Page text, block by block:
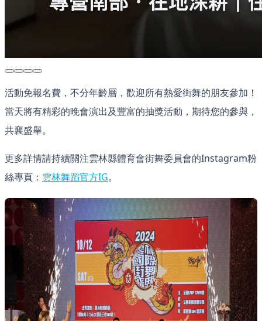
活動免報名費，不分年齡層，歡迎所有熱愛街舞的朋友參加！
當天將有精彩的晚會演出及豐富的抽獎活動，期待您的參與，
共襄盛舉。
更多詳情請持續關注雲林縣體育會街舞委員會的Instagram粉
絲專頁： 雲林舞蹈官方IG。